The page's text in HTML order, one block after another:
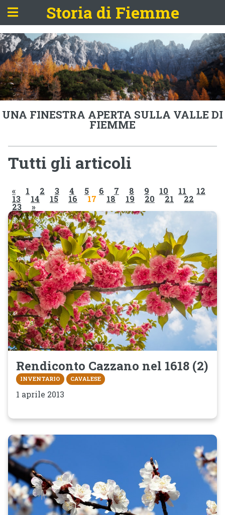
Storia di Fiemme
UNA FINESTRA APERTA SULLA VALLE DI
FIEMME
Tutti gli articoli
« 1 2 3 4 5 6 7 8 9 10 11 12
13 14 15 16 17 18 19 20 21 22
23 »
Rendiconto Cazzano nel 1618 (2)
INVENTARIO CAVALESE
1 aprile 2013